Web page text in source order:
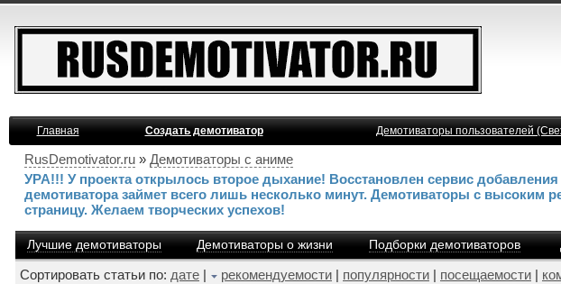
Главная
Создать демотиватор Демотиваторы пользователей
RusDemotivator.ru » Демотиваторы с аниме
УРА!!! У проекта открылось второе дыхание! Восстановлен сервис
демотиватора займет всего лишь несколько минут. Демотиваторы с высоким
страницу. Желаем творческих успехов!
Лучшие демотиваторы Демотиваторы о жизни Подборки демотиваторов
Сортировать статьи по: дате | рекомендуемости | популярности | посещаемости |